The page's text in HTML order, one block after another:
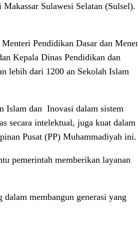
Sulawesi Selatan (Sulsel).
Pendidikan Dasar dan
Kepala Dinas Pendidikan dan
lebih dari 1200 an Sekolah Islam
Islam dan Inovasi dalam sistem
secara intelektual, juga kuat dalam
Pusat (PP) Muhammadiyah ini.
pemerintah memberikan layanan
dalam membangun generasi yang